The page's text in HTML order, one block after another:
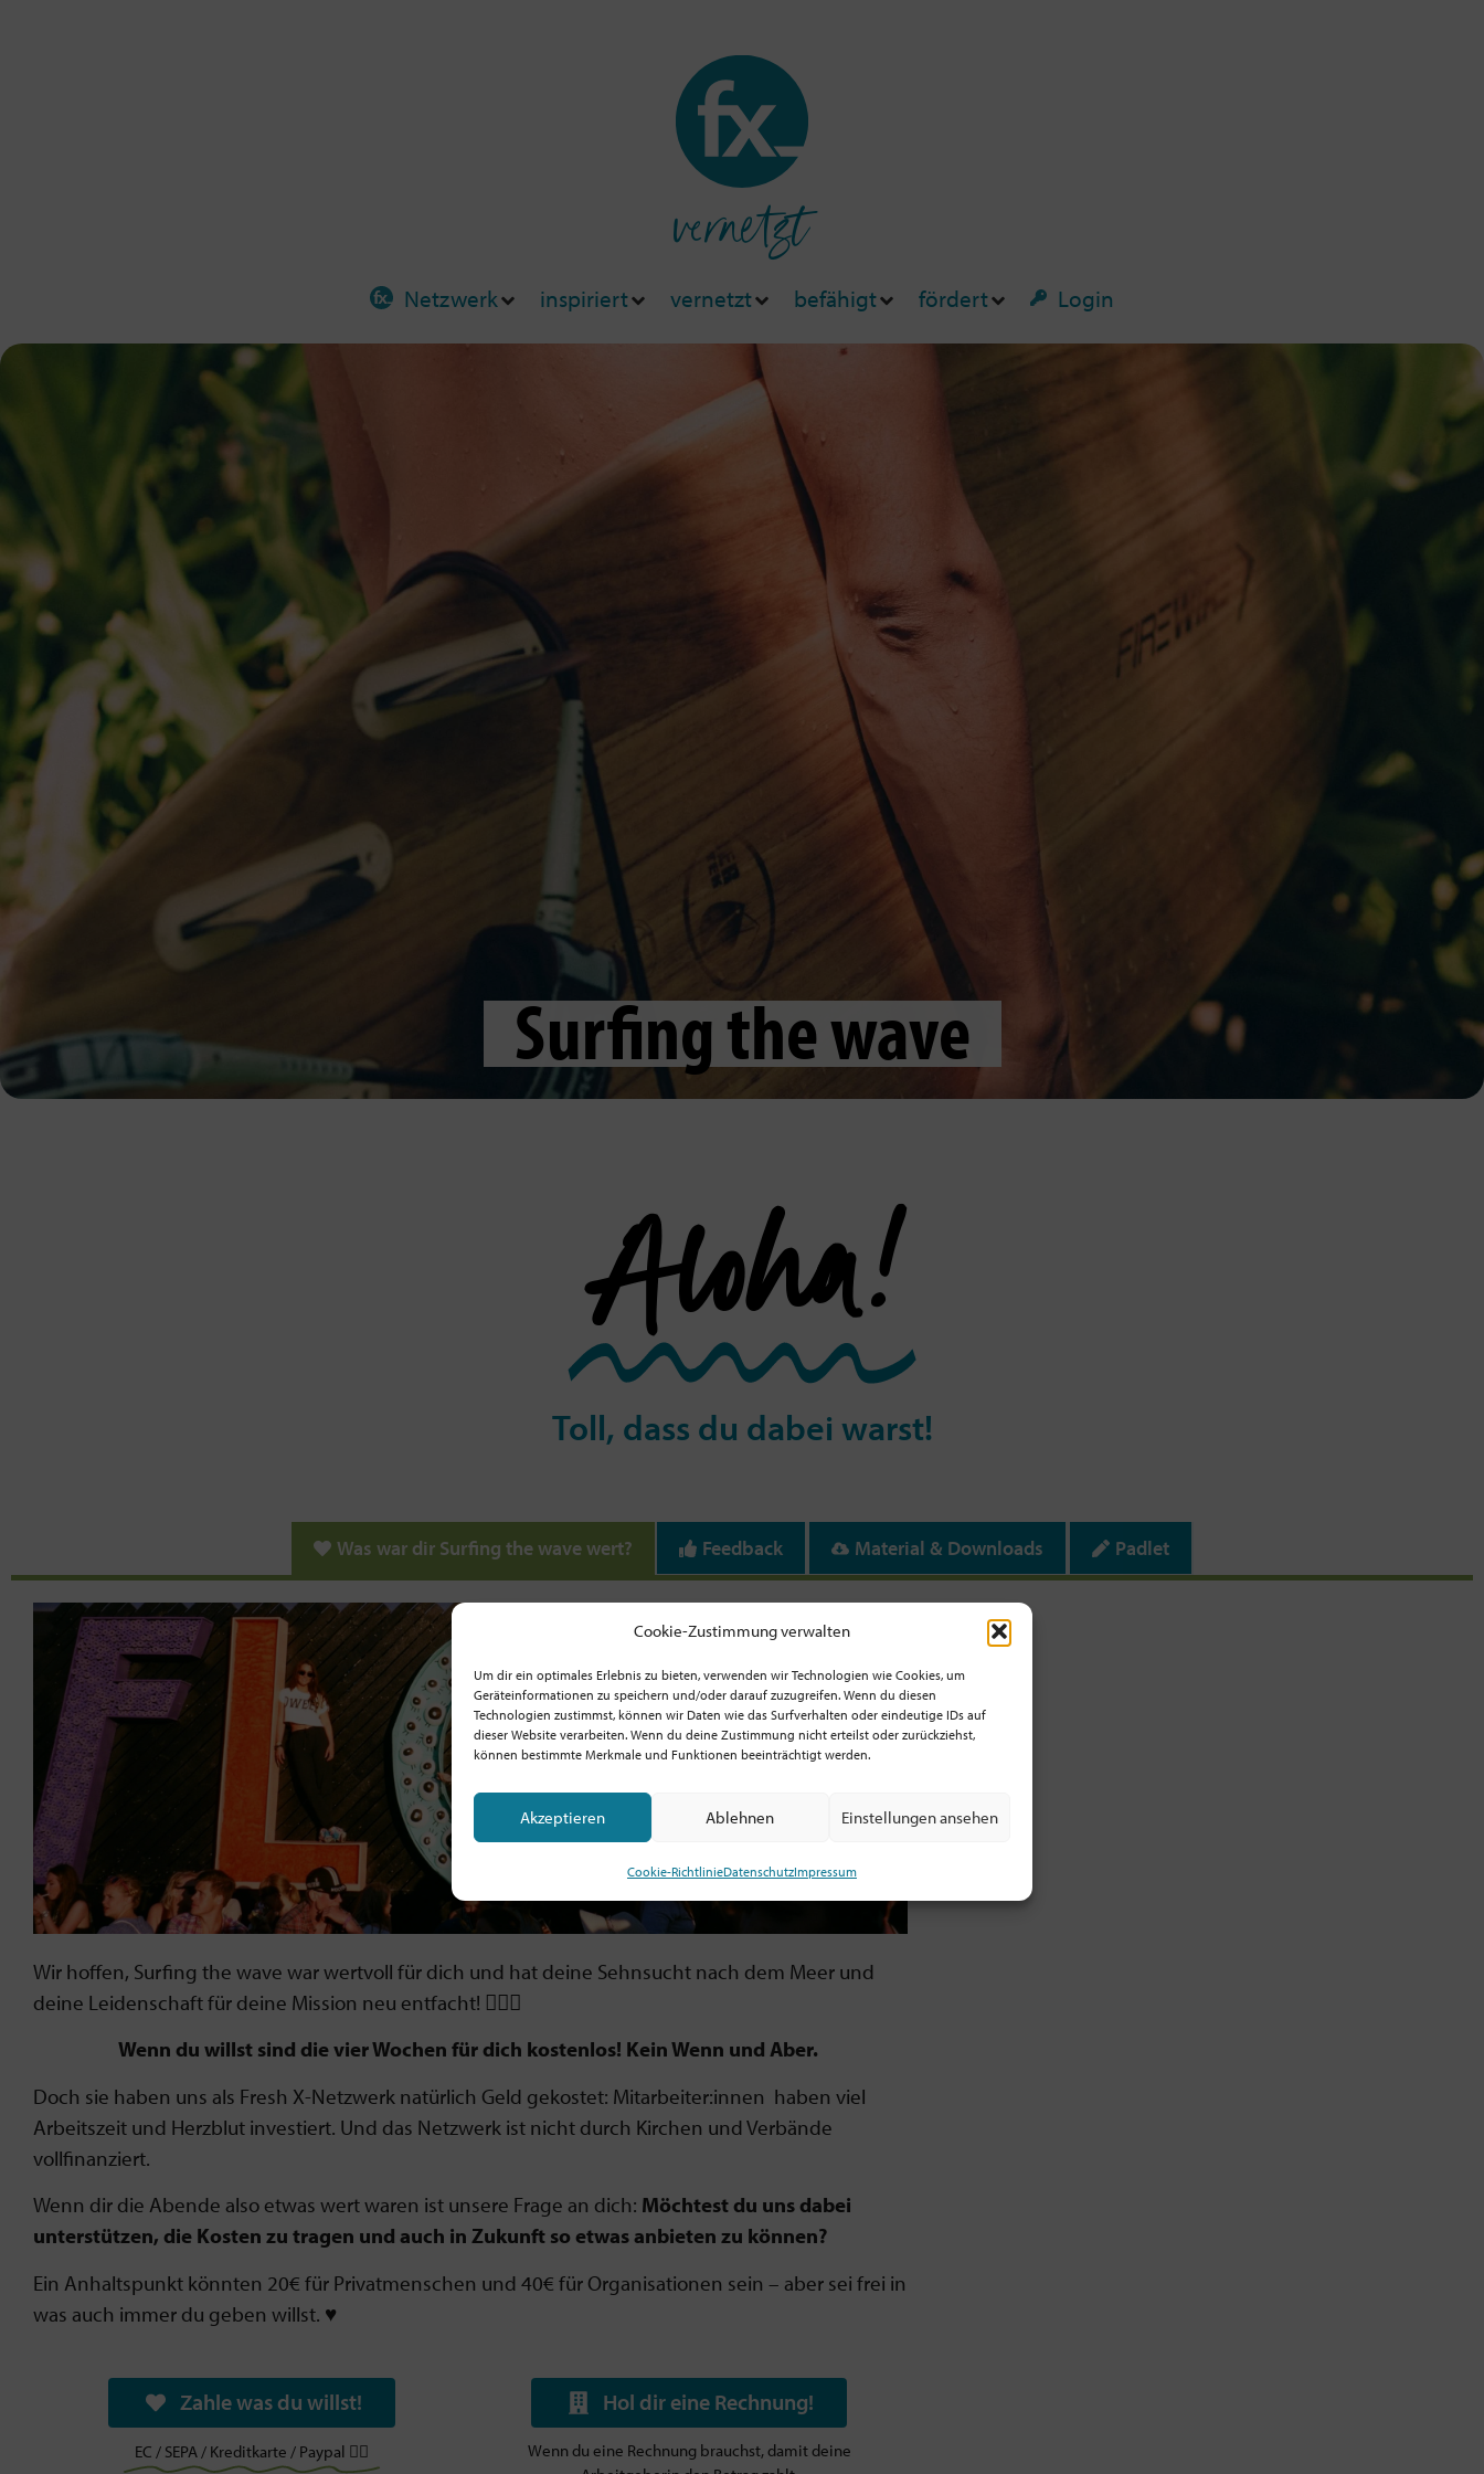
Cookie-Zustimmung verwalten
Um dir ein optimales Erlebnis zu bieten, verwenden wir Technologien wie Cookies, um
Geräteinformationen zu speichern und/oder darauf zuzugreifen. Wenn du diesen
Technologien zustimmst, können wir Daten wie das Surfverhalten oder eindeutige IDs auf
dieser Website verarbeiten. Wenn du deine Zustimmung nicht erteilst oder zurückziehst,
können bestimmte Merkmale und Funktionen beeinträchtigt werden.
Akzeptieren Ablehnen Einstellungen ansehen
Cookie-RichtlinieDatenschutzImpressum
vernetzt
Netzwerk inspiriert vernetzt befähigt fördert Login
Surfing the wave
Aloha!
Toll, dass du dabei warst!
Was war dir Surfing the wave wert? Feedback Material & Downloads Padlet
Wir hoffen, Surfing the wave war wertvoll für dich und hat deine Sehnsucht nach dem Meer und
deine Leidenschaft für deine Mission neu entfacht! 🏄🏼‍♀️
Wenn du willst sind die vier Wochen für dich kostenlos! Kein Wenn und Aber.
Doch sie haben uns als Fresh X-Netzwerk natürlich Geld gekostet: Mitarbeiter:innen haben viel
Arbeitszeit und Herzblut investiert. Und das Netzwerk ist nicht durch Kirchen und Verbände
vollfinanziert.
Wenn dir die Abende also etwas wert waren ist unsere Frage an dich: Möchtest du uns dabei
unterstützen, die Kosten zu tragen und auch in Zukunft so etwas anbieten zu können?
Ein Anhaltspunkt könnten 20€ für Privatmenschen und 40€ für Organisationen sein – aber sei frei in
was auch immer du geben willst. ♥️
Zahle was du willst!
EC / SEPA / Kreditkarte / Paypal ✌🏻
Hol dir eine Rechnung!
Wenn du eine Rechnung brauchst, damit deine